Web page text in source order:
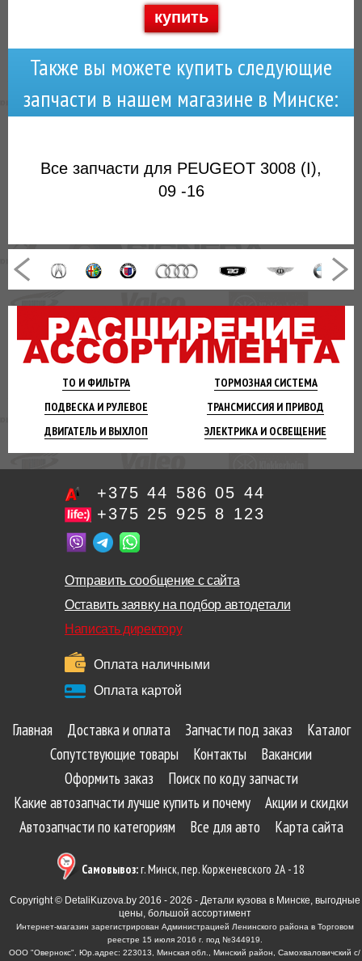
ТО И ФИЛЬТРА ТОРМОЗНАЯСИСТЕМА
ПОДВЕСКА И РУЛЕВОЕ ТРАНСМИССИЯ И ПРИВОД
ДВИГАТЕЛЬ И ВЫХЛОП ЭЛЕКТРИКА И ОСВЕЩЕНИЕ
купить
Также вы можете купить следующие
запчасти в нашем магазине в Минске:
Все запчасти для PEUGEOT 3008 (I),
09 -16
+375 44 586 05 44
+375 25 925 8 123
Отправить сообщение с сайта
Оставить заявку на подбор автодетали
Написать директору
Оплата наличными
Оплата картой
Главная Доставка и оплата Запчасти под заказ
Каталог
Сопутствующие товары
Контакты
Вакансии
Оформить заказ
Поиск по коду запчасти
Какие автозапчасти лучше купить и почему
Акции и скидки
Автозапчасти по категориям
Все для авто Карта сайта
Самовывоз:г. Минск, пер. Корженевского 2А - 18
Copyright © DetaliKuzova.by 2016 - 2026 - Детали кузова в Минске, выгодные
цены, большой ассортимент
Интернет-магазин зарегистрирован Администрацией Ленинского района в Торговом
реестре 15 июля 2016 г. под №344919.
ООО "Овернокс", Юр.адрес: 223013, Минская обл., Минский район, Самохваловичский с/